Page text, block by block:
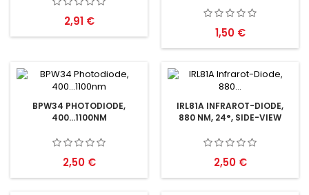
Preis
2,91 €
Preis
1,50 €
BPW34 PHOTODIODE,
400...1100NM
Preis
2,50 €
IRL81A INFRAROT-DIODE,
880 NM, 24°, SIDE-VIEW
Preis
2,50 €